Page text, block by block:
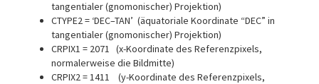
tangentialer (gnomonischer) Projektion)
CTYPE2 = ‘DEC–TAN’ (äquatoriale Koordinate “DEC” in
tangentialer (gnomonischer) Projektion)
CRPIX1 = 2071 (x-Koordinate des Referenzpixels,
normalerweise die Bildmitte)
CRPIX2 = 1411 (y-Koordinate des Referenzpixels,